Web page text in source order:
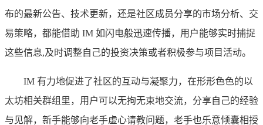
布的最新公告、技术更新，还是社区成员分享的市场分析、交
易策略，都能借助 IM 如闪电般迅速传播，用户能够实时捕捉
这些信息,及时调整自己的投资决策或者积极参与项目活动。
IM 有力地促进了社区的互动与凝聚力，在形形色色的以
太坊相关群组里，用户可以无拘无束地交流，分享自己的经验
与见解，新手能够向老手虚心请教问题，老手也乐意倾囊相授